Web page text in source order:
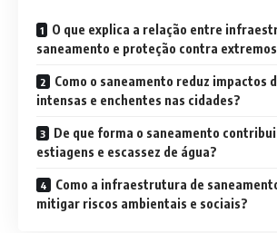
O que explica a relação entre
saneamento e proteção contra
Como o saneamento reduz impactos
intensas e enchentes nas cidades?
De que forma o saneamento
estiagens e escassez de água?
Como a infraestrutura de
mitigar riscos ambientais e sociais?